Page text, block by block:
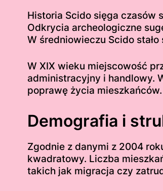
Historia Scido sięga czasów
Odkrycia archeologiczne
W średniowieczu Scido
W XIX wieku miejscowość
administracyjny i handlowy.
poprawę życia
Demografia i
Zgodnie z danymi z 2004
kwadratowy. Liczba
takich jak migracja czy